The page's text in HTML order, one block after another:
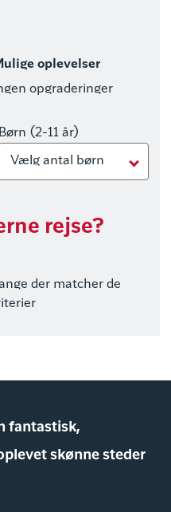
oplevelser
opgraderinger
Børn (2-11 år)
Vælg antal børn
rejse?
der matcher de
fantastisk,
skønne steder